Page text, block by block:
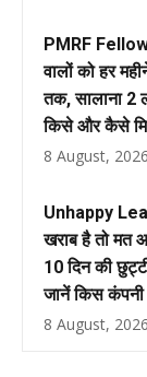
PMRF
वालों को हर
तक, सालाना
किसे और कैसे
8 August, 2026
Unhappy
खराब है तो मत
10 दिन की
जानें किस कंपनी
8 August, 2026